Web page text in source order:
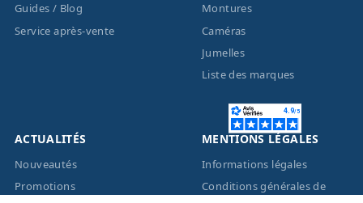
Guides / Blog
Service après-vente
Montures
Caméras
Jumelles
Liste des marques
ACTUALITÉS
Nouveautés
Promotions
MENTIONS LÉGALES
Informations légales
Conditions générales de